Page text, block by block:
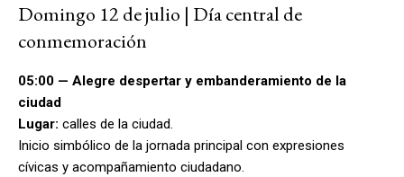
Domingo 12 de julio | Día central de
conmemoración
05:00 — Alegre despertar y embanderamiento de la
ciudad
Lugar: calles de la ciudad.
Inicio simbólico de la jornada principal con expresiones
cívicas y acompañamiento ciudadano.